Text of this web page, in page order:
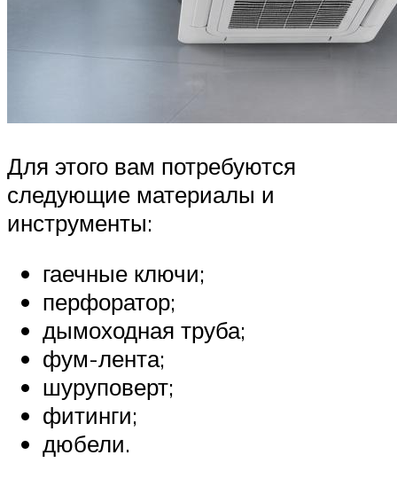
Для этого вам потребуются
следующие материалы и
инструменты:
гаечные ключи;
перфоратор;
дымоходная труба;
фум-лента;
шуруповерт;
фитинги;
дюбели.